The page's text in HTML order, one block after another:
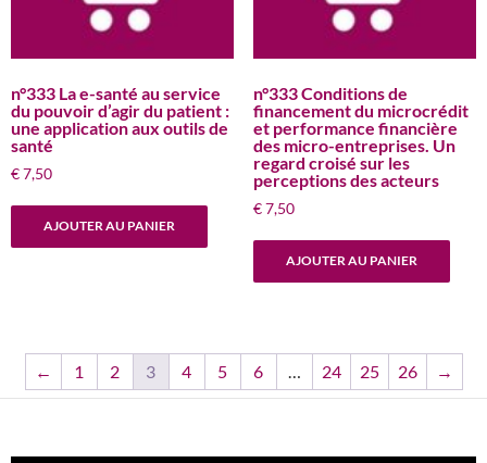
n°333 La e-santé au service
du pouvoir d’agir du patient :
une application aux outils de
santé
€7,50
AJOUTER AU PANIER
n°333 Conditions de
financement du microcrédit
et performance financière
des micro-entreprises. Un
regard croisé sur les
perceptions des acteurs
€7,50
AJOUTER AU PANIER
← 1 2 3 4 5 6 … 24 25 26 →